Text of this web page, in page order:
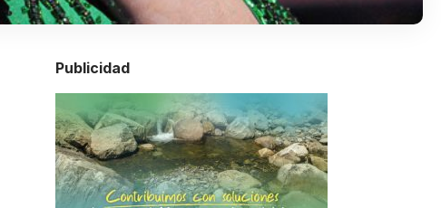
Publicidad